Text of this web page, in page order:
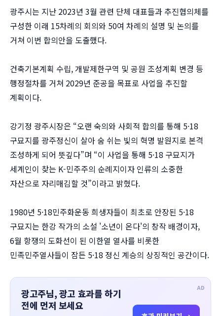
광주시는 지난 2023년 3월 관련 단체 대표들과 추진협의체를
구성한 이래 15차례의 회의와 50여 차례의 설명 및 논의를
거쳐 이번 합의안을 도출했다.
건축기본계획 수립, 개발제한구역 및 공원 조성계획 변경 등
행정절차를 거쳐 2029년 준공을 목표로 사업을 추진할
계획이다.
강기정 광주시장은 “오랜 숙의와 사회적 합의를 통해 5·18
구묘지를 광주정신이 살아 숨 쉬는 빛의 혁명 발원지로 본격
조성하게 되어 뜻깊다”며 “이 사업을 통해 5·18 구묘지가
세계인이 찾는 K-민주주의 순례지이자 인류의 소중한
자산으로 자리매김할 것”이라고 밝혔다.
1980년 5·18민주화운동 희생자들이 최초로 안장된 5·18
구묘지는 한강 작가의 소설 '소년이 온다'의 창작 배경이자,
6월 항쟁의 도화선이 된 이한열 열사를 비롯한
민족민주열사들이 잠든 5·18 정신 계승의 상징적인 공간이다.
AD
광고주님, 광고 효과를 하기
전에 먼저 보세요